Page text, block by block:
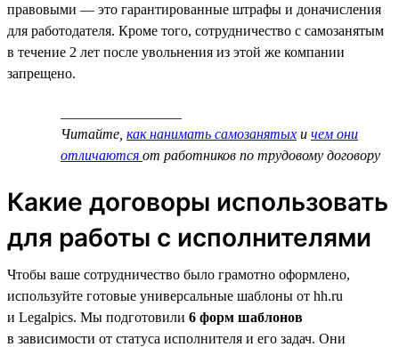
правовыми — это гарантированные штрафы и доначисления
для работодателя. Кроме того, сотрудничество с самозанятым
в течение 2 лет после увольнения из этой же компании
запрещено.
Читайте, как нанимать самозанятых и чем они
отличаются от работников по трудовому договору
Какие договоры использовать
для работы с исполнителями
Чтобы ваше сотрудничество было грамотно оформлено,
используйте готовые универсальные шаблоны от hh.ru
и Legalpics. Мы подготовили 6 форм шаблонов
в зависимости от статуса исполнителя и его задач. Они